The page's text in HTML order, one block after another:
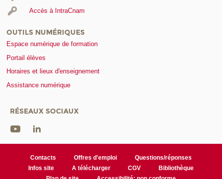
Accès à IntraCnam
OUTILS NUMÉRIQUES
Espace numérique de formation
Portail élèves
Horaires et lieux d'enseignement
Assistance numérique
RÉSEAUX SOCIAUX
Contacts Offres d'emploi
Questions/réponses
Infos site
A télécharger CGV
Bibliothèque